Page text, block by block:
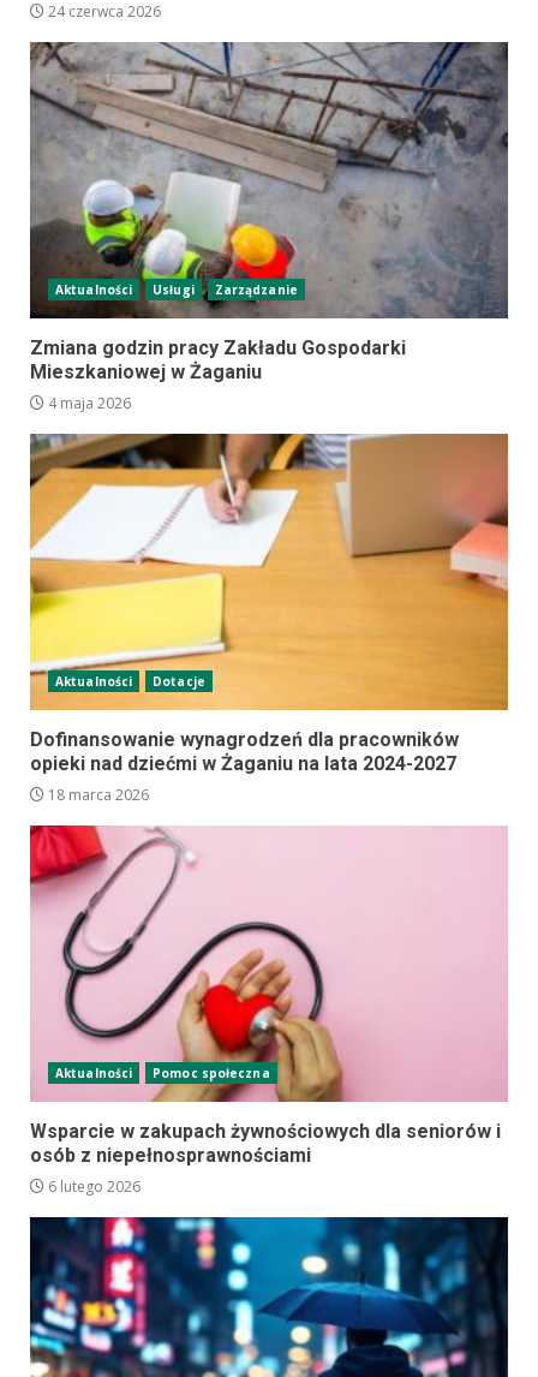
24 czerwca 2026
Aktualności Usługi Zarządzanie
Zmiana godzin pracy Zakładu Gospodarki
Mieszkaniowej w Żaganiu
4 maja 2026
Aktualności Dotacje
Dofinansowanie wynagrodzeń dla pracowników
opieki nad dziećmi w Żaganiu na lata 2024-2027
18 marca 2026
Aktualności Pomoc społeczna
Wsparcie w zakupach żywnościowych dla seniorów i
osób z niepełnosprawnościami
6 lutego 2026